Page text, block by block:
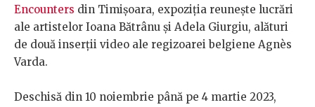
Encounters din Timișoara, expoziția reunește lucrări
ale artistelor Ioana Bătrânu și Adela Giurgiu, alături
de două inserții video ale regizoarei belgiene Agnès
Varda.
Deschisă din 10 noiembrie până pe 4 martie 2023,